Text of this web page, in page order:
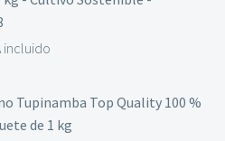
incluido
Tupinamba Top Quality 100 %
de 1 kg